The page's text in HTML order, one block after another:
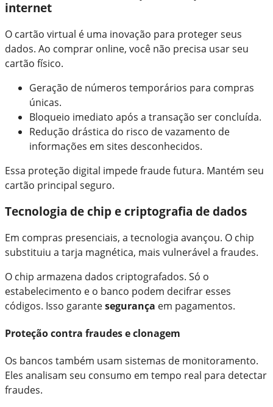
internet
O cartão virtual é uma inovação para proteger seus
dados. Ao comprar online, você não precisa usar seu
cartão físico.
Geração de números temporários para compras
únicas.
Bloqueio imediato após a transação ser concluída.
Redução drástica do risco de vazamento de
informações em sites desconhecidos.
Essa proteção digital impede fraude futura. Mantém seu
cartão principal seguro.
Tecnologia de chip e criptografia de dados
Em compras presenciais, a tecnologia avançou. O chip
substituiu a tarja magnética, mais vulnerável a fraudes.
O chip armazena dados criptografados. Só o
estabelecimento e o banco podem decifrar esses
códigos. Isso garantesegurança em pagamentos.
Proteção contra fraudes e clonagem
Os bancos também usam sistemas de monitoramento.
Eles analisam seu consumo em tempo real para detectar
fraudes.